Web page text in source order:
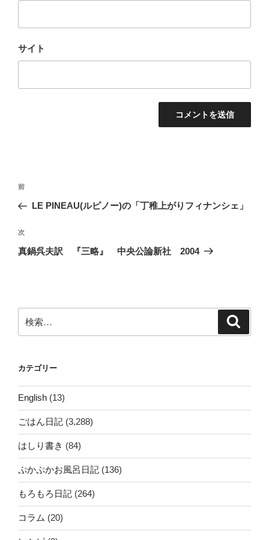
サイト
投
ナ
ビ
ゲ
ン
前
の
稿
前
LE PINEAU(ルピノー)の「丁稚上がりフィナンシェ」
次
の
次
真鍋呉夫訳 『三略』 中央公論新社 2004
索:
カテゴリー
English (13)
ごはん日記 (3,288)
はしり書き (84)
ぷかぷかお風呂日記 (136)
もろもろ日記 (264)
コラム (20)